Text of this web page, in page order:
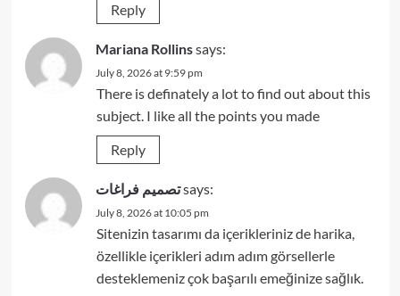
Reply
Mariana Rollinssays:
July 8, 2026 at 9:59 pm
There is definately a lot to find out about this
subject. I like all the points you made
Reply
تصميم فراغاتsays:
July 8, 2026 at 10:05 pm
Sitenizin tasarımı da içerikleriniz de harika,
özellikle içerikleri adım adım görsellerle
desteklemeniz çok başarılı emeğinize sağlık.